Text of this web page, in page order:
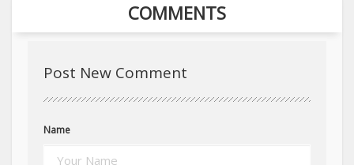
COMMENTS
Post New Comment
Name